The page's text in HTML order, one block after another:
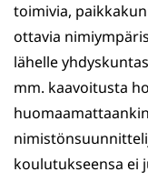
toimivia,
ottavia
lähelle
mm. kaavoitusta
koulutukseensa ei